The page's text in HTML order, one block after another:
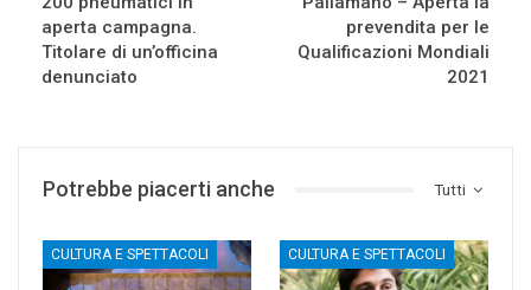
aperta campagna.
Titolare di un’officina
denunciato
prevendita per le
Qualificazioni Mondiali
2021
Tutti
Potrebbe piacerti anche
CULTURA E SPETTACOLI CULTURA E SPETTACOLI